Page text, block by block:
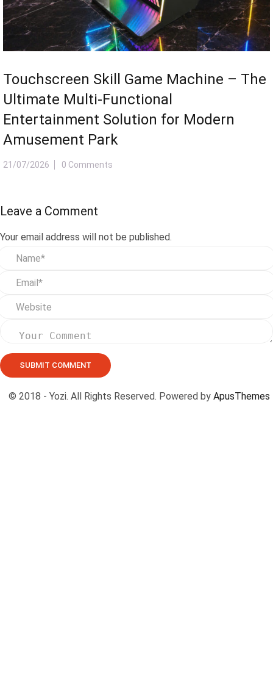
Touchscreen Skill Game Machine – The
Ultimate Multi-Functional
Entertainment Solution for Modern
Amusement Park
21/07/2026 0 Comments
Leave a Comment
Your email address will not be published.
© 2018 - Yozi. All Rights Reserved. Powered by ApusThemes